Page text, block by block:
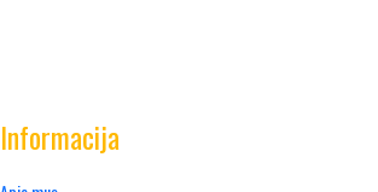
Informacija